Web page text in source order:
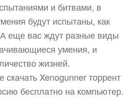
и битвами, в
будут испытаны, как
еще вас ждут разные виды
умения, и
жизней.
Xenogunner торрент
бесплатно на компьютер.